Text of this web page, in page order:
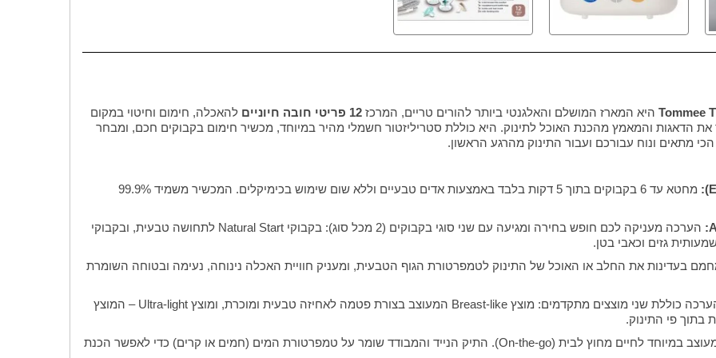
Tommee היא המארז המושלם והאלגנטי ביותר להורים טריים, המרכז 12 פריטי חובה חיוניים
להאכלה, חימום וחיטוי במקום
הדאגות והמאמץ מהכנת האוכל לתינוק. היא כוללת סטריליזטור חשמלי מהיר במיוחד, מכשיר חימום בקבוקים חכם, ומבחר
מתאים ונוח עבורכם ועבור התינוק מהרגע הראשון.
מחטא עד 6 בקבוקים בתוך 5 דקות בלבד באמצעות אדים טבעיים וללא שום שימוש בכימיקלים. המכשיר משמיד 99.9%
הערכה מעניקה לכם חופש בחירה ומגיעה עם שני סוגי בקבוקים (2 מכל סוג): בקבוקי Natural Start לתחושה טבעית, ובקבוקי
בעדינות את החלב או האוכל של התינוק לטמפרטורת הגוף הטבעית, ומעניק חוויית האכלה נינוחה, נעימה ובטוחה השומרת
הערכה כוללת שני מוצצים מתקדמים: מוצץ Breast-like המעוצב בצורת פטמה לאחיזה טבעית ומוכרת, ומוצץ Ultra-light – המוצץ
בתוך פי התינוק.
מעוצב במיוחד לחיים מחוץ לבית (On-the-go). התיק הנייד והמבודד שומר על טמפרטורת המים (חמים או קרים) כדי לאפשר הכנת